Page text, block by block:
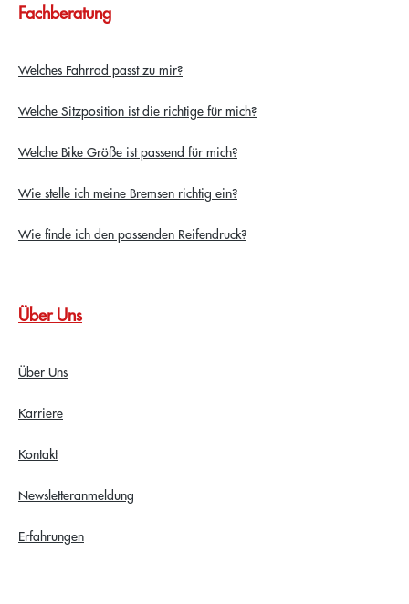
Fachberatung
Welches Fahrrad passt zu mir?
Welche Sitzposition ist die richtige für mich?
Welche Bike Größe ist passend für mich?
Wie stelle ich meine Bremsen richtig ein?
Wie finde ich den passenden Reifendruck?
Über Uns
Über Uns
Karriere
Kontakt
Newsletteranmeldung
Erfahrungen